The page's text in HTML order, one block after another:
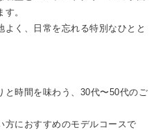
。
く、日常を忘れる特別なひとと
と時間を味わう、30代〜50代のご
方におすすめのモデルコースで